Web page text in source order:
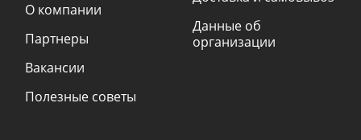
О компании
Партнеры
Вакансии
Полезные советы
Данные об
организации